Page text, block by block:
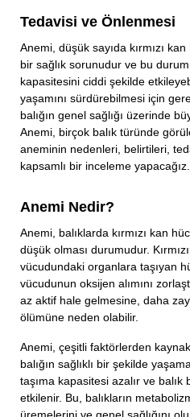
Tedavisi ve Önlenmesi
Anemi, düşük sayıda kırmızı
bir sağlık sorunudur ve bu
kapasitesini ciddi şekilde
yaşamını sürdürebilmesi için
balığın genel sağlığı üzerinde
Anemi, birçok balık türünde
aneminin nedenleri, belirtileri,
kapsamlı bir inceleme yapacağız.
Anemi Nedir?
Anemi, balıklarda kırmızı kan
düşük olması durumudur.
vücudundaki organlara taşıyan
vücudunun oksijen alımını
az aktif hale gelmesine, daha
ölümüne neden olabilir.
Anemi, çeşitli faktörlerden
balığın sağlıklı bir şekilde
taşıma kapasitesi azalır ve
etkilenir. Bu, balıkların